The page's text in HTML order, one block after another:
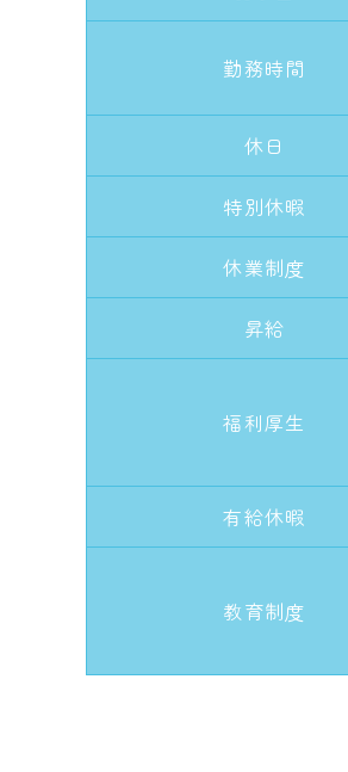
勤務時間
休日
特別休暇
休業制度
昇給
福利厚生
有給休暇
教育制度